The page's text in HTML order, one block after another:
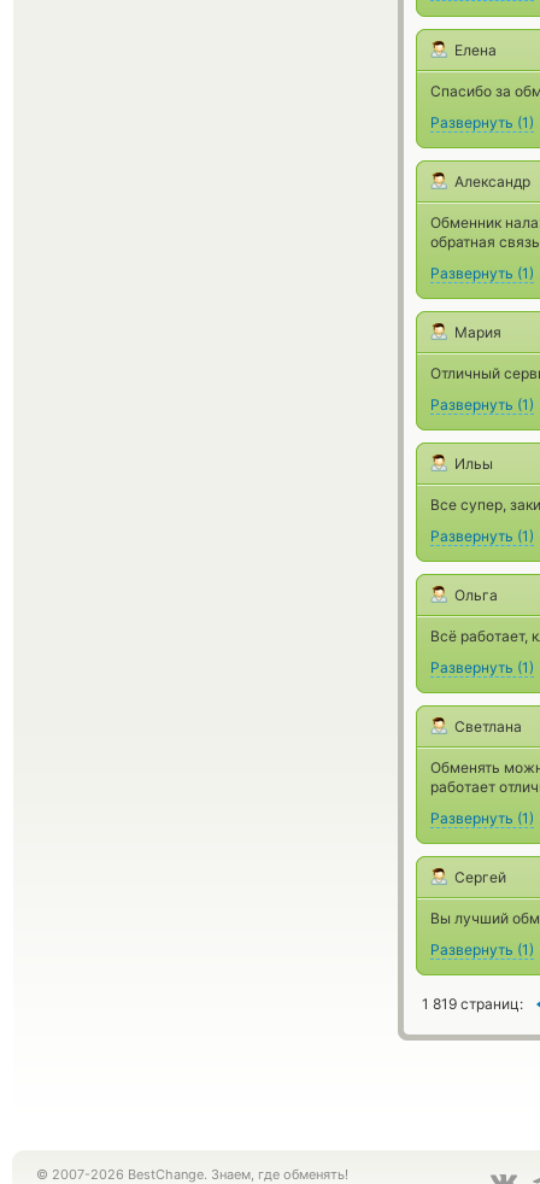
Елена
Спасибо за
Развернуть (1)
Александр
Обменник
обратная
Развернуть (1)
Мария
Отличный
Развернуть (1)
Ильы
Все супер,
Развернуть (1)
Ольга
Всё работает,
Развернуть (1)
Светлана
Обменять
работает
Развернуть (1)
Сергей
Вы лучший
Развернуть (1)
1 819 страниц:
© 2007-2026 BestChange. Знаем, где обменять!